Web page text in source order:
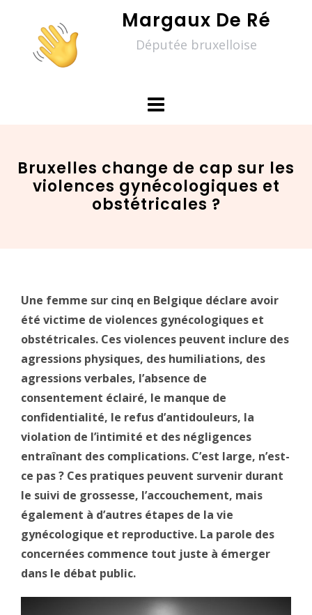
content
Margaux De Ré
Députée bruxelloise
Bruxelles change de cap sur les
violences gynécologiques et
obstétricales ?
Une femme sur cinq en Belgique déclare avoir
été victime de violences gynécologiques et
obstétricales. Ces violences peuvent inclure des
agressions physiques, des humiliations, des
agressions verbales, l’absence de
consentement éclairé, le manque de
confidentialité, le refus d’antidouleurs, la
violation de l’intimité et des négligences
entraînant des complications. C’est large, n’est-
ce pas ? Ces pratiques peuvent survenir durant
le suivi de grossesse, l’accouchement, mais
également à d’autres étapes de la vie
gynécologique et reproductive. La parole des
concernées commence tout juste à émerger
dans le débat public.